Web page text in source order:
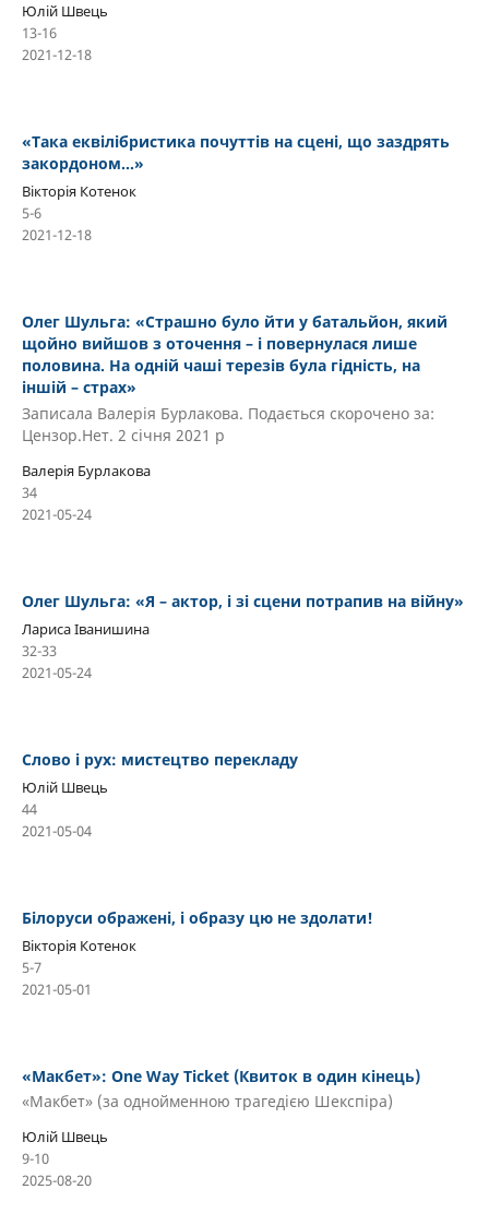
Юлій Швець
13-16
2021-12-18
«Така еквілібристика почуттів на сцені, що заздрять
закордоном…»
Вікторія Котенок
5-6
2021-12-18
Олег Шульга: «Страшно було йти у батальйон, який
щойно вийшов з оточення – і повернулася лише
половина. На одній чаші терезів була гідність, на
іншій – страх»
Записала Валерія Бурлакова. Подається скорочено за:
Цензор.Нет. 2 січня 2021 р
Валерія Бурлакова
34
2021-05-24
Олег Шульга: «Я – актор, і зі сцени потрапив на війну»
Лариса Іванишина
32-33
2021-05-24
Слово і рух: мистецтво перекладу
Юлій Швець
44
2021-05-04
Білоруси ображені, і образу цю не здолати!
Вікторія Котенок
5-7
2021-05-01
«Макбет»: One Way Ticket (Квиток в один кінець)
«Макбет» (за однойменною трагедією Шекспіра)
Юлій Швець
9-10
2025-08-20